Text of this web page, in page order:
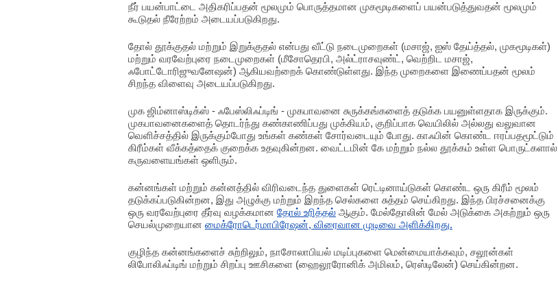
நீர் பயன்பாட்டை அதிகரிப்பதன் மூலமும் பொருத்தமான முகமூடிகளைப் பயன்படுத்துவதன் மூலமும்
கூடுதல் நீரேற்றம் அடையப்படுகிறது.
தோல் தூக்குதல் மற்றும் இறுக்குதல் என்பது வீட்டு நடைமுறைகள் (மசாஜ், ஐஸ் தேய்த்தல், முகமூடிகள்)
மற்றும் வரவேற்புரை நடைமுறைகள் (மீசோதெரபி, அல்ட்ராசவுண்ட், வெற்றிட மசாஜ்,
ஃபோட்டோரிஜுவனேஷன்) ஆகியவற்றைக் கொண்டுள்ளது. இந்த முறைகளை இணைப்பதன் மூலம்
சிறந்த விளைவு அடையப்படுகிறது.
முக ஜிம்னாஸ்டிக்ஸ் - ஃபேஸ்லிஃப்டிங் - முகபாவனை சுருக்கங்களைத் தடுக்க பயனுள்ளதாக இருக்கும்.
முகபாவனைகளைத் தொடர்ந்து கண்காணிப்பது முக்கியம், குறிப்பாக வெயிலில் அல்லது வலுவான
வெளிச்சத்தில் இருக்கும்போது உங்கள் கண்கள் சோர்வடையும் போது. காஃபின் கொண்ட ஈரப்பதமூட்டும்
கிரீம்கள் வீக்கத்தைக் குறைக்க உதவுகின்றன. வைட்டமின் கே மற்றும் நல்ல தூக்கம் உள்ள பொருட்களால்
கருவளையங்கள் ஒளிரும்.
கன்னங்கள் மற்றும் கன்னத்தில் விரிவடைந்த துளைகள் ரெட்டினாய்டுகள் கொண்ட ஒரு கிரீம் மூலம்
தடுக்கப்படுகின்றன, இது அழுக்கு மற்றும் இறந்த செல்களை சுத்தம் செய்கிறது. இந்த பிரச்சனைக்கு
ஒரு வரவேற்புரை தீர்வு வழக்கமான தோல் உரித்தல் ஆகும். மேல்தோலின் மேல் அடுக்கை அகற்றும் ஒரு
செயல்முறையான மைக்ரோடெர்மாபிரேஷன், விரைவான முடிவை அளிக்கிறது.
குழிந்த கன்னங்களைச் சுற்றிலும், நாசோலாபியல் மடிப்புகளை மென்மையாக்கவும், சலூன்கள்
லிபோலிஃப்டிங் மற்றும் சிறப்பு ஊசிகளை (ஹைலூரோனிக் அமிலம், ரெஸ்டிலேன்) செய்கின்றன.